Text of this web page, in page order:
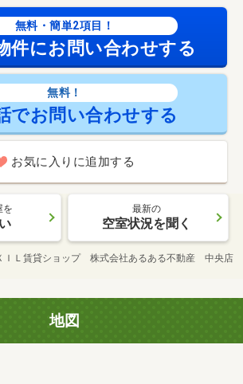
無料・簡単2項目！
件にお問い合わせする
無料！
でお問い合わせする
お気に入りに追加する
を 最新の
空室状況を聞く
ＩＬ賃貸ショップ 株式会社あるある不動産 中央店
地図